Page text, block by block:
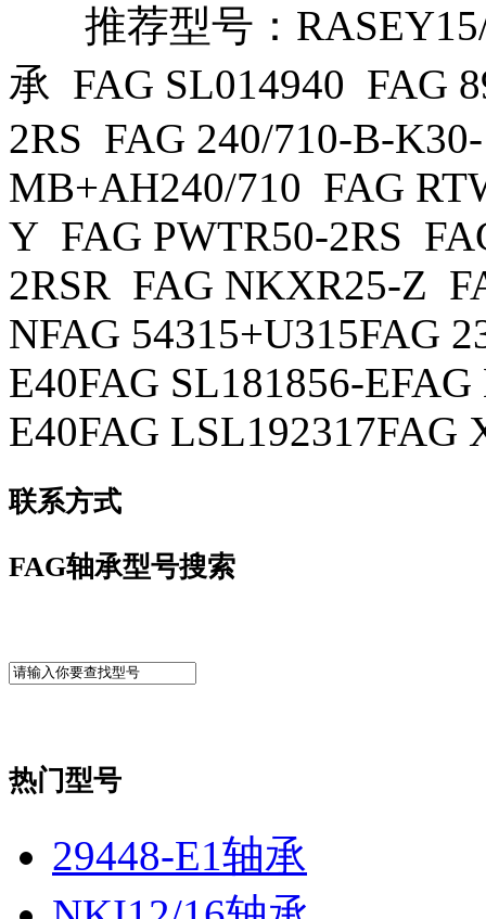
推荐型号：
承 FAG SL014940 FAG
2RS FAG 240/710-B-K30-
MB+AH240/710 FAG
Y FAG PWTR50-2RS
2RSR FAG NKXR25-Z
NFAG 54315+U315FAG
E40FAG SL181856-
E40FAG LSL192317FAG
联系方式
FAG轴承型号搜索
热门型号
29448-E1轴承